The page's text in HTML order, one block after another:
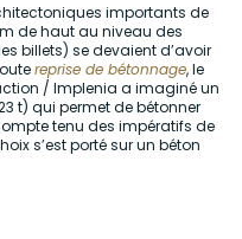
importants de
de haut au niveau des
billets) se devaient d’avoir
reprise de bétonnage, le
/ Implenia a imaginé un
t) qui permet de bétonner
tenu des impératifs de
s’est porté sur un béton